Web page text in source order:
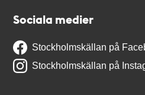
Sociala medier
Stockholmskällan på
Stockholmskällan på